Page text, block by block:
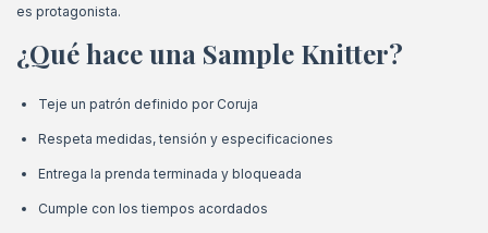
es protagonista.
¿Qué hace una Sample Knitter?
Teje un patrón definido por Coruja
Respeta medidas, tensión y especificaciones
Entrega la prenda terminada y bloqueada
Cumple con los tiempos acordados